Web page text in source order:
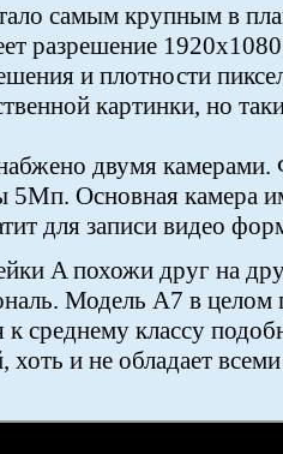
самым крупным в
разрешение
и плотности
картинки, но
двумя камерами.
5Мп. Основная камера
для записи видео
A похожи друг на
Модель A7 в целом
среднему классу
и не обладает